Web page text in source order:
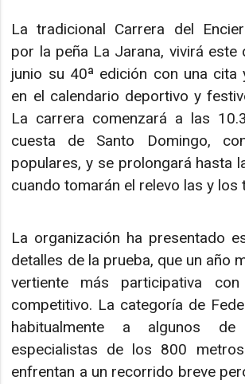
La tradicional Carrera del
por la peña La Jarana, vivirá este
junio su 40ª edición con una cita
en el calendario deportivo y
La carrera comenzará a las
cuesta de Santo Domingo,
populares, y se prolongará hasta
cuando tomarán el relevo las y los
La organización ha presentado
detalles de la prueba, que un año
vertiente más participativa
competitivo. La categoría de
habitualmente a algunos
especialistas de los 800
enfrentan a un recorrido breve